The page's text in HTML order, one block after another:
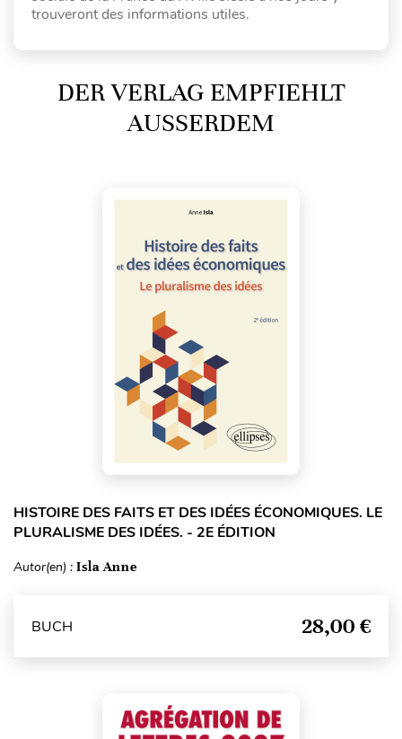
trouveront des informations utiles.
DER VERLAG EMPFIEHLT
AUSSERDEM
HISTOIRE DES FAITS ET DES IDÉES ÉCONOMIQUES. LE
PLURALISME DES IDÉES. - 2E ÉDITION
Autor(en) : Isla Anne
BUCH 28,00 €